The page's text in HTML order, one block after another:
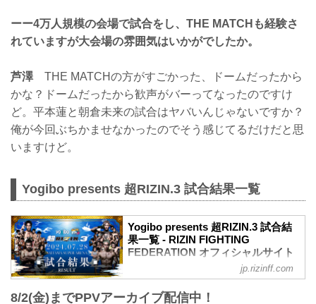
ーー4万人規模の会場で試合をし、THE MATCHも経験さ
れていますが大会場の雰囲気はいかがでしたか。
芦澤THE MATCHの方がすごかった、ドームだったから
かな？ドームだったから歓声がバーってなったのですけ
ど。平本蓮と朝倉未来の試合はヤバいんじゃないですか？
俺が今回ぶちかませなかったのでそう感じてるだけだと思
いますけど。
Yogibo presents 超RIZIN.3 試合結果一覧
Yogibo presents 超RIZIN.3 試合結
果一覧 - RIZIN FIGHTING
FEDERATION オフィシャルサイト
第11試合／朝倉未来 vs. 平本蓮
5R（66.0kg）
jp.rizinff.com
8/2(金)までPPVアーカイブ配信中！